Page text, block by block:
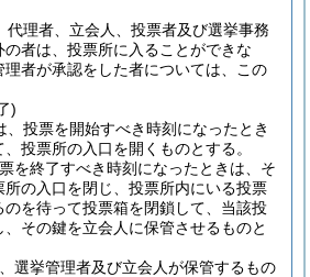
代理者、立会人、投票者及び選挙事務
者は、投票所に入ることができな
理者が承認をした者については、この
)
、投票を開始すべき時刻になったとき
投票所の入口を開くものとする。
を終了すべき時刻になったときは、そ
の入口を閉じ、投票所内にいる投票
を待って投票箱を閉鎖して、当該投
その鍵を立会人に保管させるものと
選挙管理者及び立会人が保管するもの